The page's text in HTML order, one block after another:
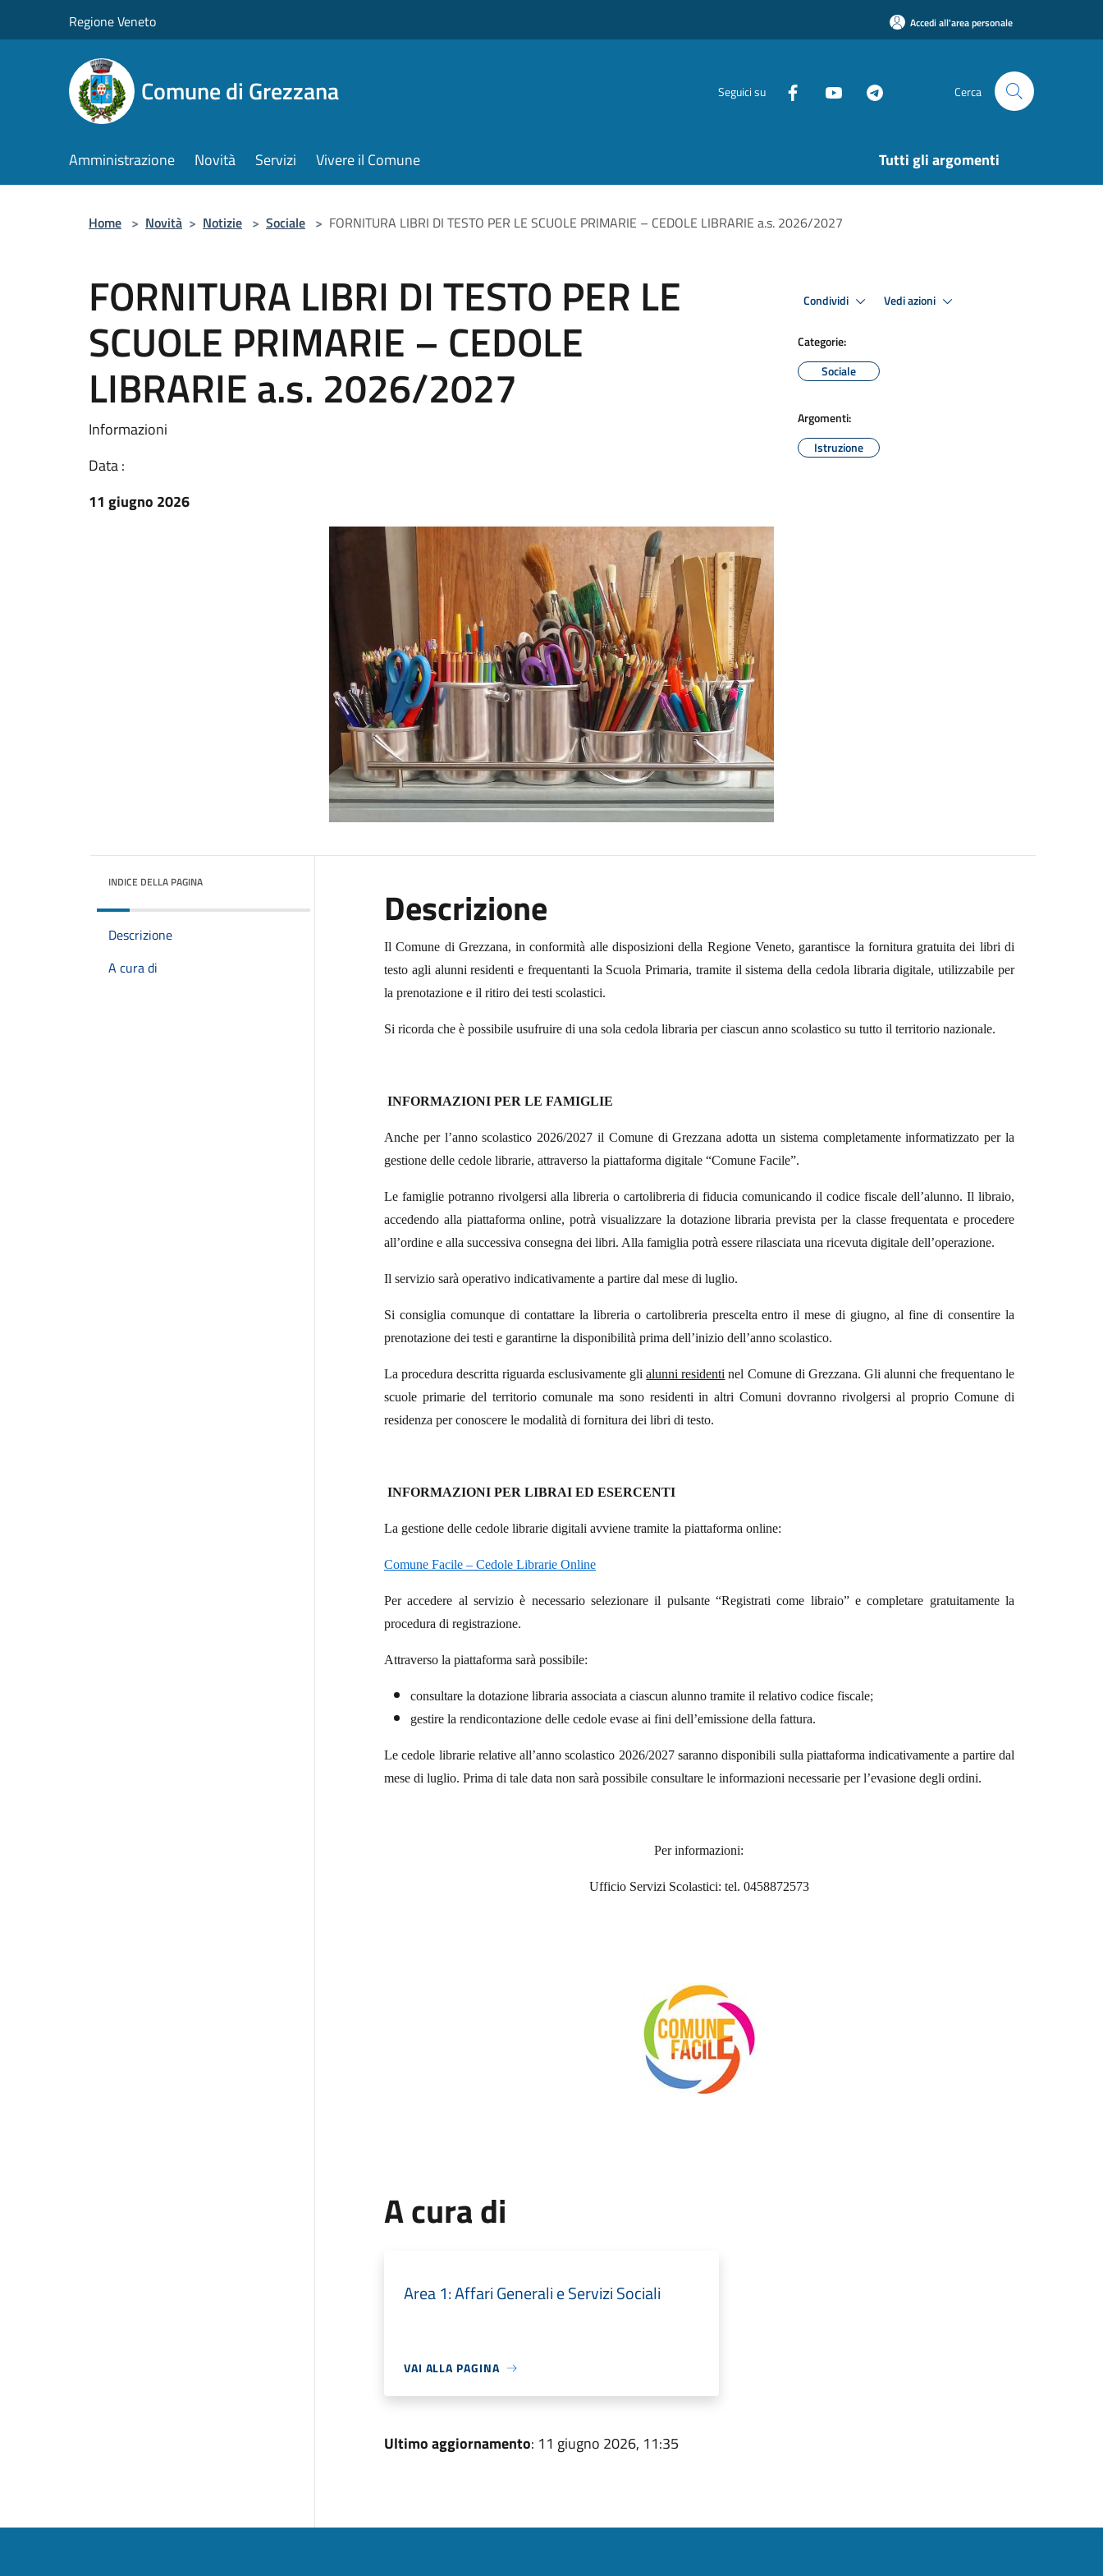
Regione Veneto Accedi all'area personale
Comune di Grezzana Seguici su Cerca
Amministrazione Novità Servizi Vivere il Comune Tutti gli argomenti
Home > Novità > Notizie > Sociale > FORNITURA LIBRI DI TESTO PER LE SCUOLE PRIMARIE – CEDOLE LIBRARIE a.s. 2026/2027
FORNITURA LIBRI DI TESTO PER LE
SCUOLE PRIMARIE – CEDOLE
LIBRARIE a.s. 2026/2027
Informazioni
Data :
11 giugno 2026
Condividi Vedi azioni
Categorie:
Sociale
Argomenti:
Istruzione
INDICE DELLA PAGINA
Descrizione
A cura di
Descrizione
Il Comune di Grezzana, in conformità alle disposizioni della Regione Veneto, garantisce la fornitura gratuita dei libri di
testo agli alunni residenti e frequentanti la Scuola Primaria, tramite il sistema della cedola libraria digitale, utilizzabile per
la prenotazione e il ritiro dei testi scolastici.
Si ricorda che è possibile usufruire di una sola cedola libraria per ciascun anno scolastico su tutto il territorio nazionale.
INFORMAZIONI PER LE FAMIGLIE
Anche per l’anno scolastico 2026/2027 il Comune di Grezzana adotta un sistema completamente informatizzato per la
gestione delle cedole librarie, attraverso la piattaforma digitale “Comune Facile”.
Le famiglie potranno rivolgersi alla libreria o cartolibreria di fiducia comunicando il codice fiscale dell’alunno. Il libraio,
accedendo alla piattaforma online, potrà visualizzare la dotazione libraria prevista per la classe frequentata e procedere
all’ordine e alla successiva consegna dei libri. Alla famiglia potrà essere rilasciata una ricevuta digitale dell’operazione.
Il servizio sarà operativo indicativamente a partire dal mese di luglio.
Si consiglia comunque di contattare la libreria o cartolibreria prescelta entro il mese di giugno, al fine di consentire la
prenotazione dei testi e garantirne la disponibilità prima dell’inizio dell’anno scolastico.
La procedura descritta riguarda esclusivamente glialunni residenti nel Comune di Grezzana. Gli alunni che frequentano le
scuole primarie del territorio comunale ma sono residenti in altri Comuni dovranno rivolgersi al proprio Comune di
residenza per conoscere le modalità di fornitura dei libri di testo.
INFORMAZIONI PER LIBRAI ED ESERCENTI
La gestione delle cedole librarie digitali avviene tramite la piattaforma online:
Comune Facile – Cedole Librarie Online
Per accedere al servizio è necessario selezionare il pulsante “Registrati come libraio” e completare gratuitamente la
procedura di registrazione.
Attraverso la piattaforma sarà possibile:
consultare la dotazione libraria associata a ciascun alunno tramite il relativo codice fiscale;
gestire la rendicontazione delle cedole evase ai fini dell’emissione della fattura.
Le cedole librarie relative all’anno scolastico 2026/2027 saranno disponibili sulla piattaforma indicativamente a partire dal
mese di luglio. Prima di tale data non sarà possibile consultare le informazioni necessarie per l’evasione degli ordini.
Per informazioni:
Ufficio Servizi Scolastici: tel. 0458872573
A cura di
Area 1: Affari Generali e Servizi Sociali
VAI ALLA PAGINA
Ultimo aggiornamento: 11 giugno 2026, 11:35